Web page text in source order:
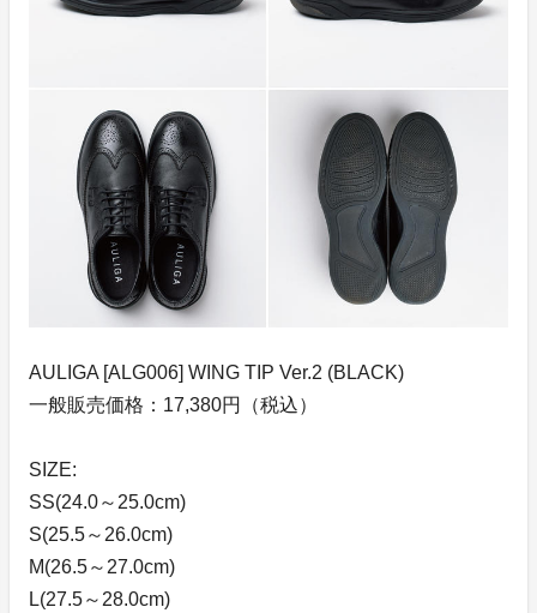
AULIGA [ALG006] WING TIP Ver.2 (BLACK)
一般販売価格：17,380円（税込）
SIZE:
SS(24.0～25.0cm)
S(25.5～26.0cm)
M(26.5～27.0cm)
L(27.5～28.0cm)